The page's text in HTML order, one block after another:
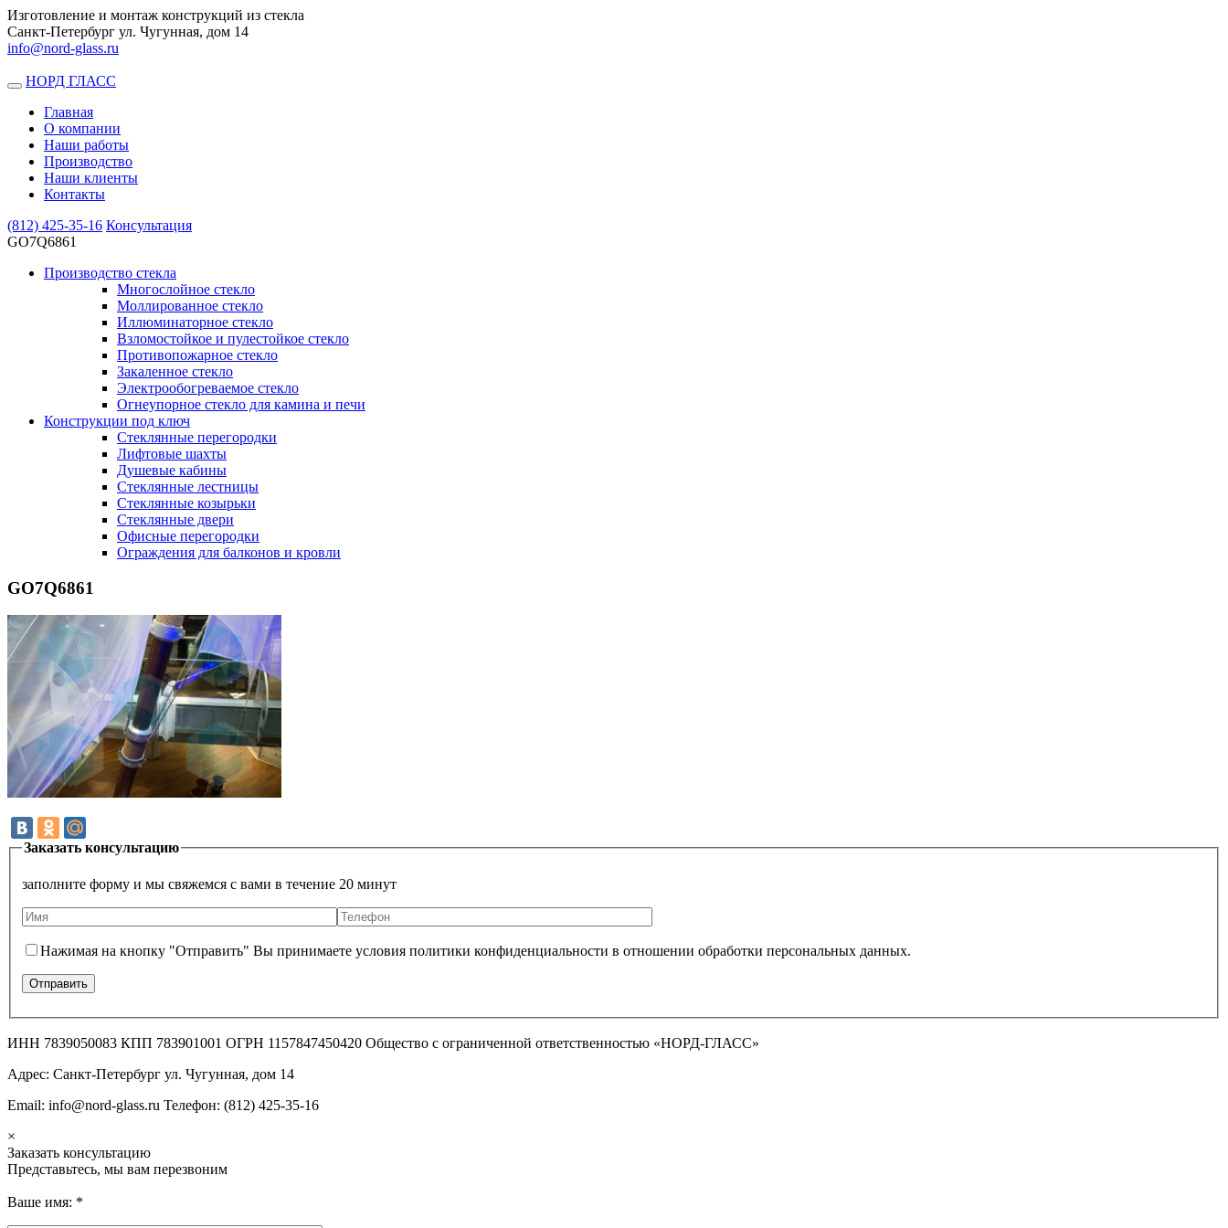
Изготовление и монтаж конструкций из стекла
Санкт-Петербург ул. Чугунная, дом 14
info@nord-glass.ru
Toggle
navigation
НОРД ГЛАСС
Главная
О компании
Наши работы
Производство
Наши клиенты
Контакты
(812) 425-35-16 Консультация
GO7Q6861
Производство стекла
Многослойное стекло
Моллированное стекло
Иллюминаторное стекло
Взломостойкое и пулестойкое стекло
Противопожарное стекло
Закаленное стекло
Электрообогреваемое стекло
Огнеупорное стекло для камина и печи
Конструкции под ключ
Стеклянные перегородки
Лифтовые шахты
Душевые кабины
Cтеклянные лестницы
Cтеклянные козырьки
Cтеклянные двери
Офисные перегородки
Ограждения для балконов и кровли
GO7Q6861
Заказать консультацию
заполните форму и мы свяжемся с вами в течение 20 минут
Нажимая на кнопку "Отправить" Вы принимаете условия политики конфиденциальности в отношении обработки персональных данных.
ИНН 7839050083 КПП 783901001 ОГРН 1157847450420 Общество с ограниченной ответственностью «НОРД-ГЛАСС»
Адрес: Санкт-Петербург ул. Чугунная, дом 14
Email: info@nord-glass.ru Телефон: (812) 425-35-16
×
Заказать консультацию
Представьтесь, мы вам перезвоним
Ваше имя: *